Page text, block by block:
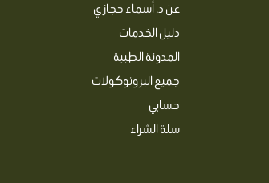
عن د. أسماء حجازي
دليل الخدمات
المدونة الطبية
جميع البروتوكولات
حسابي
سلة الشراء